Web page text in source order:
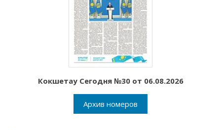
Кокшетау Сегодня №30 от 06.08.2026
Архив номеров